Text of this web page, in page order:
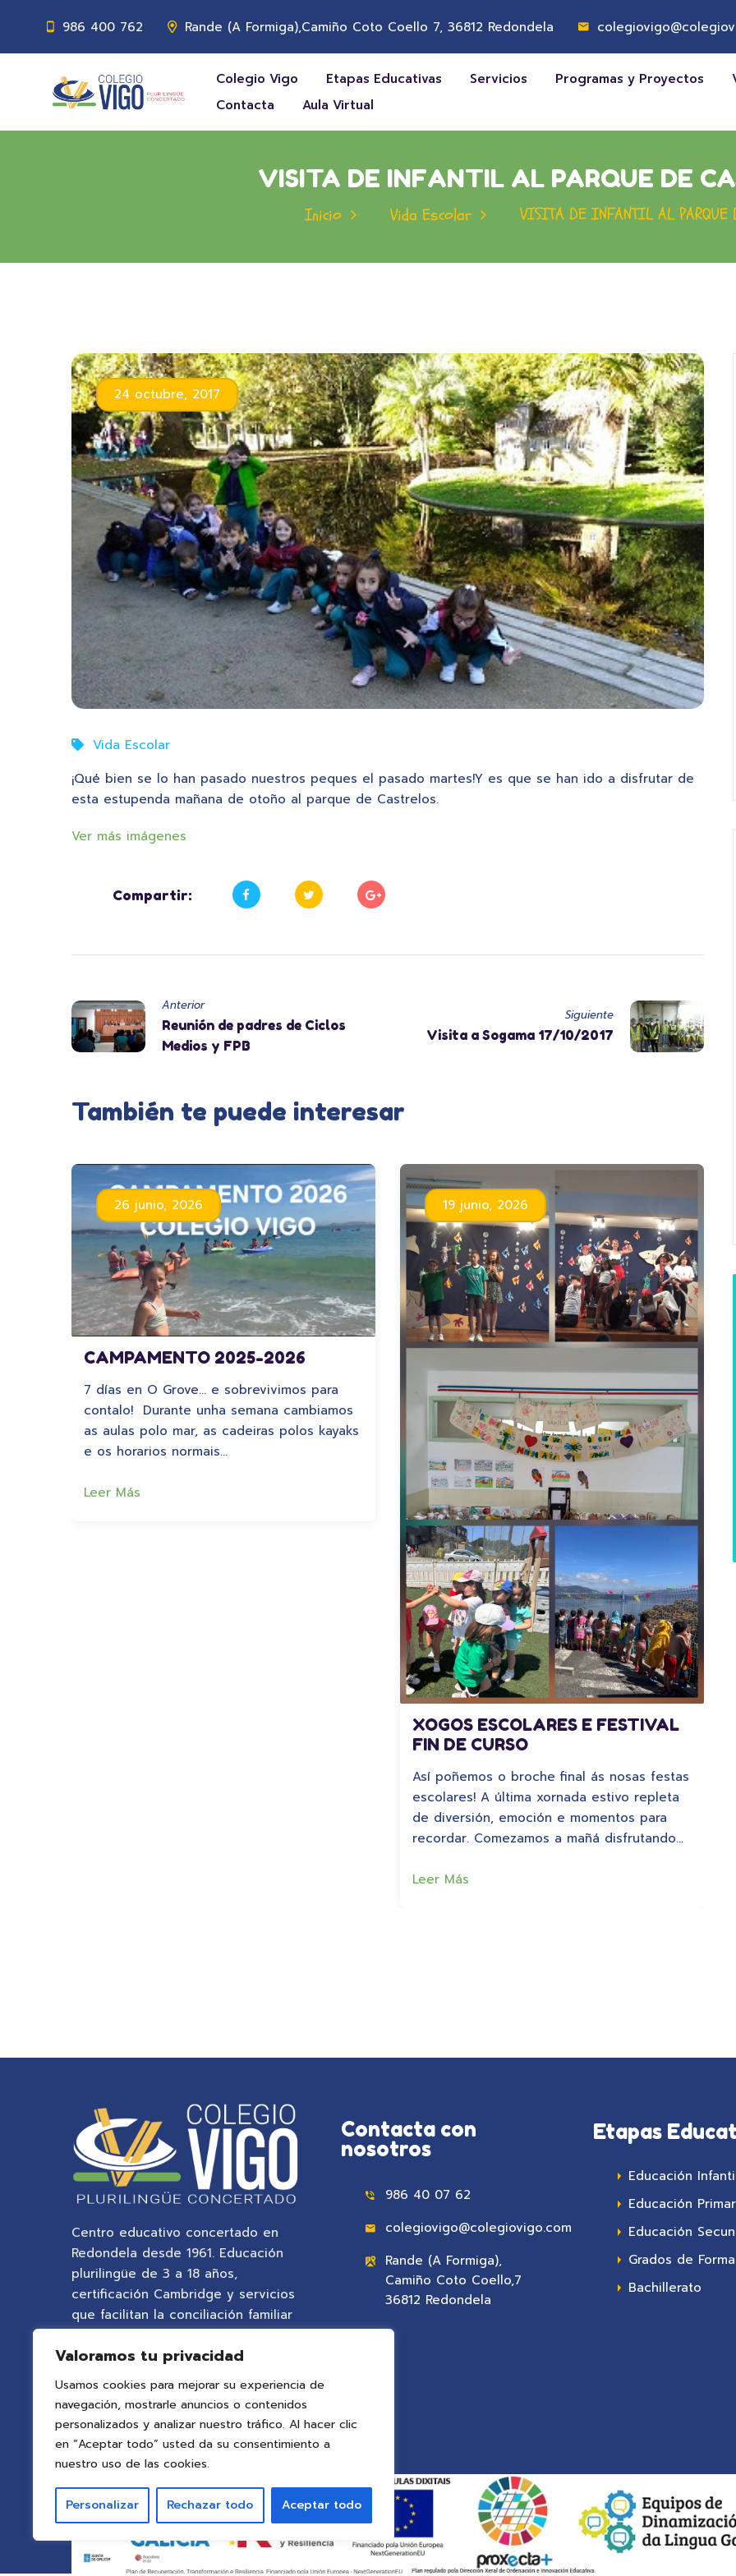
Valoramos tu privacidad
Usamos cookies para mejorar su experiencia de
navegación, mostrarle anuncios o contenidos
personalizados y analizar nuestro tráfico. Al hacer clic
en “Aceptar todo” usted da su consentimiento a
nuestro uso de las cookies.
Personalizar Rechazar todo Aceptar todo
986 400 762 Rande (A Formiga),Camiño Coto Coello 7, 36812 Redondela
Colegio Vigo Etapas Educativas Servicios Programas y Proyectos
Contacta
Aula Virtual
VISITA DE INFANTIL AL PARQUE DE
Inicio Vida Escolar VISITA DE INFANTIL AL PARQUE
24 octubre, 2017
Vida Escolar
¡Qué bien se lo han pasado nuestros peques el pasado martes!Y es que se han ido a disfrutar de
esta estupenda mañana de otoño al parque de Castrelos.
Ver más imágenes
Compartir:
Anterior
Reunión de padres de Ciclos
Medios y FPB
Siguiente
Visita a Sogama 17/10/2017
También te puede interesar
26 junio, 2026
CAMPAMENTO 2025-2026
7 días en O Grove… e sobrevivimos para
contalo! Durante unha semana cambiamos
as aulas polo mar, as cadeiras polos kayaks
e os horarios normais…
Leer Más
19 junio, 2026
XOGOS ESCOLARES E FESTIVAL
FIN DE CURSO
Así poñemos o broche final ás nosas festas
escolares! A última xornada estivo repleta
de diversión, emoción e momentos para
recordar. Comezamos a mañá disfrutando…
Leer Más
Centro educativo concertado en
Redondela desde 1961. Educación
plurilingüe de 3 a 18 años,
certificación Cambridge y servicios
que facilitan la conciliación familiar
Contacta con
nosotros
986 40 07 62
colegiovigo@colegiovigo.com
Rande (A Formiga),
Camiño Coto Coello,7
36812 Redondela
Etapas
Educación
Educación
Educación
Grados de
Bachillerato